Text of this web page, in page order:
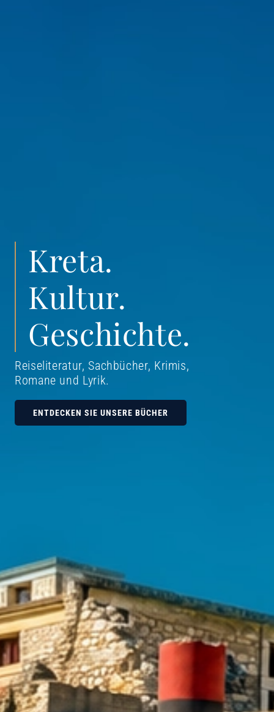
Kreta.
Kultur.
Geschichte.
Reiseliteratur, Sachbücher, Krimis,
Romane und Lyrik.
ENTDECKEN SIE UNSERE BÜCHER